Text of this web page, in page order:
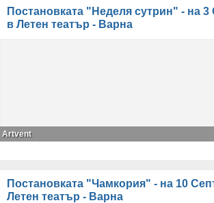
Постановката "Неделя сутрин" - на
в Летен театър - Варна
Аrtvent
Постановката "Чамкория" - на 10
Летен театър - Варна